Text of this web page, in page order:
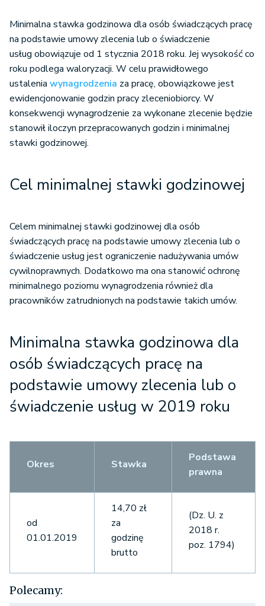
Minimalna stawka godzinowa dla osób świadczących pracę
na podstawie umowy zlecenia lub o świadczenie
usług obowiązuje od 1 stycznia 2018 roku. Jej wysokość co
roku podlega waloryzacji. W celu prawidłowego
ustalenia wynagrodzenia za pracę, obowiązkowe jest
ewidencjonowanie godzin pracy zleceniobiorcy. W
konsekwencji wynagrodzenie za wykonane zlecenie będzie
stanowił iloczyn przepracowanych godzin i minimalnej
stawki godzinowej.
Cel minimalnej stawki godzinowej
Celem minimalnej stawki godzinowej dla osób
świadczących pracę na podstawie umowy zlecenia lub o
świadczenie usług jest ograniczenie nadużywania umów
cywilnoprawnych. Dodatkowo ma ona stanowić ochronę
minimalnego poziomu wynagrodzenia również dla
pracowników zatrudnionych na podstawie takich umów.
Minimalna stawka godzinowa dla
osób świadczących pracę na
podstawie umowy zlecenia lub o
świadczenie usług w 2019 roku
Okres Stawka
Podstawa
prawna
od
01.01.2019
14,70 zł
za
godzinę
brutto
(Dz. U. z
2018 r.
poz. 1794)
Polecamy: